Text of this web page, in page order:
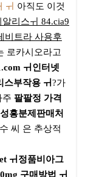
ㅟ 아직도 이것
알리스ㅟ 84.cia9
비트라 사용후
로카시오라고
ㅟ인터넷
스부작용 ㅟ?가
주 팔팔정 가격
흥분제판매처
씨 은 추상적
ㅟ정품비아그
구매방법 ㅟ